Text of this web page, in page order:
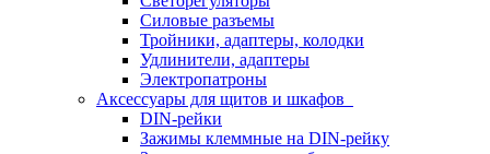
Силовые разъемы
Тройники, адаптеры, колодки
Удлинители, адаптеры
Электропатроны
Аксессуары для щитов и шкафов
DIN-рейки
Зажимы клеммные на DIN-рейку